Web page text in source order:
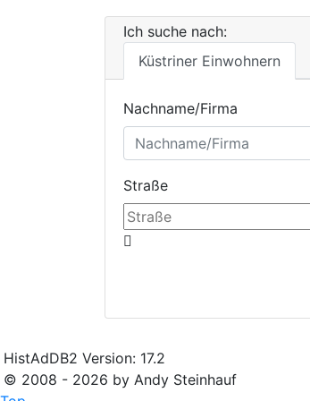
Ich suche nach:
Küstriner Einwohnern
Nachname/Firma
Straße
HistAdDB2 Version: 17.2
© 2008 - 2026 by Andy Steinhauf